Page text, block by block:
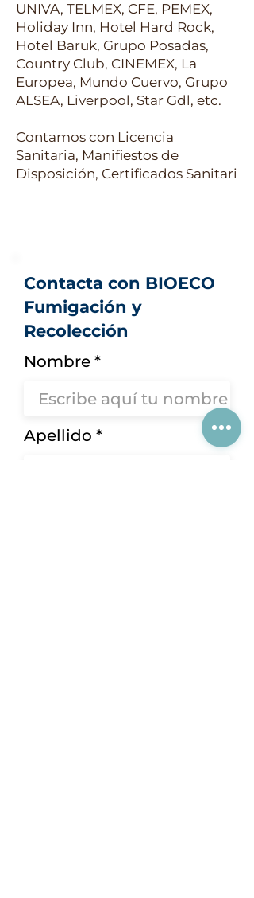
UNIVA, TELMEX, CFE, PEMEX,
Holiday Inn, Hotel Hard Rock,
Hotel Baruk, Grupo Posadas,
Country Club, CINEMEX, La
Europea, Mundo Cuervo, Grupo
ALSEA, Liverpool, Star Gdl, etc.
Contamos con Licencia
Sanitaria, Manifiestos de
Disposición, Certificados Sanitari
Contacta con BIOECO
Fumigación y
Recolección
Nombre
Apellido